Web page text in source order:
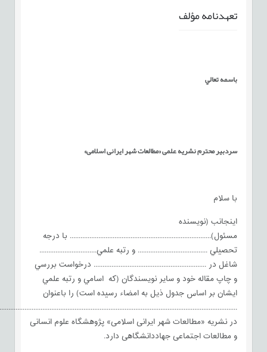
تعهدنامه مؤلف
باسمه تعالي
سردبير محترم نشريه علمی «مطالعات شهر ایرانی اسلامی»
با سلام
اينجانب (نويسنده
مسئول)............................................................................... با درجه
تحصيلي ....................................... و رتبه علمي................................
شاغل در ............................................................... درخواست بررسي
و چاپ مقاله خود و ساير نويسندگان (كه اسامي و رتبه علمي
ايشان بر اساس جدول ذيل به امضاء رسيده است) را باعنوان
در نشريه «مطالعات شهر ایرانی اسلامی» پژوهشگاه علوم انسانی
و مطالعات اجتماعی جهاددانشگاهی دارد.